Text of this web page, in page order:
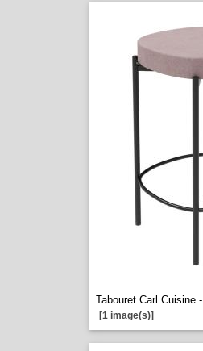
Tabouret Carl Cuisine -
[1 image(s)]